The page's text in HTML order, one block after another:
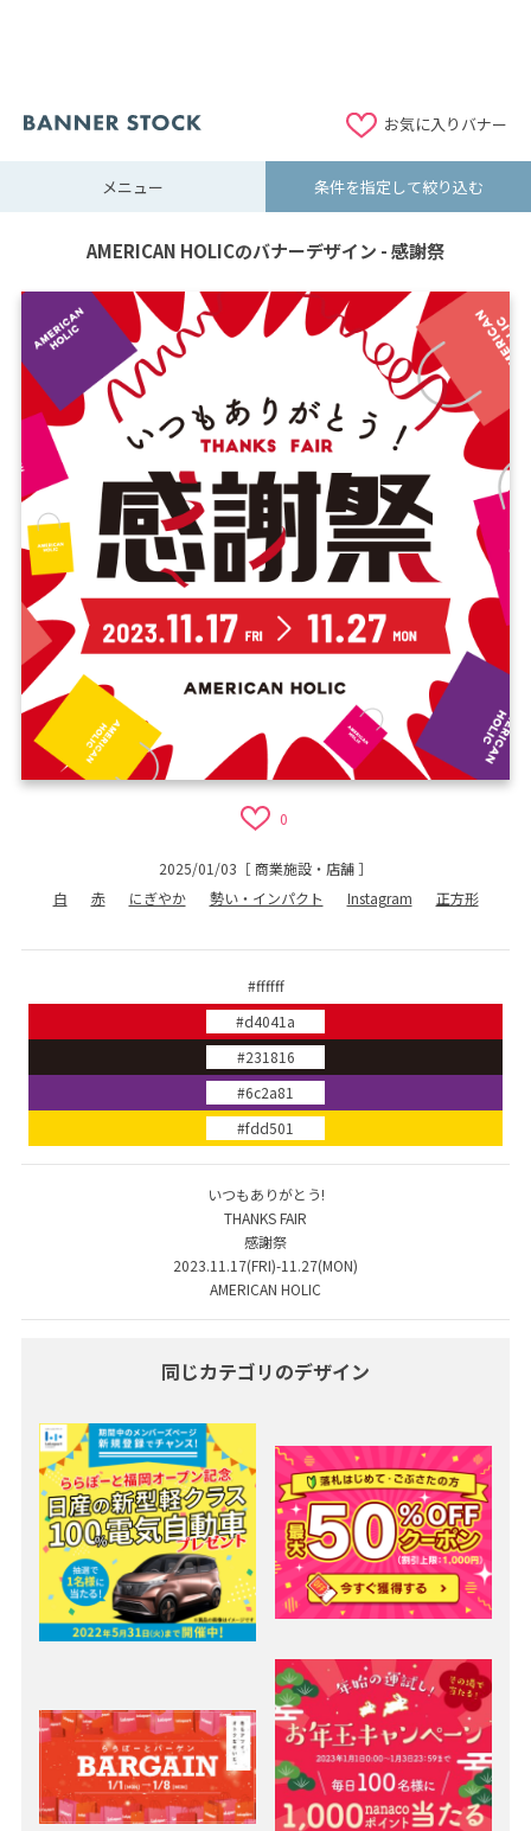
お気に入りバナー
メニュー 条件を指定して絞り込む
AMERICAN HOLICのバナーデザイン - 感謝祭
0
2025/01/03 ［商業施設・店舗］
白
赤 にぎやか 勢い・インパクト Instagram 正方形
#ffffff
#d4041a
#231816
#6c2a81
#fdd501
いつもありがとう!
THANKS FAIR
感謝祭
2023.11.17(FRI)-11.27(MON)
AMERICAN HOLIC
同じカテゴリのデザイン